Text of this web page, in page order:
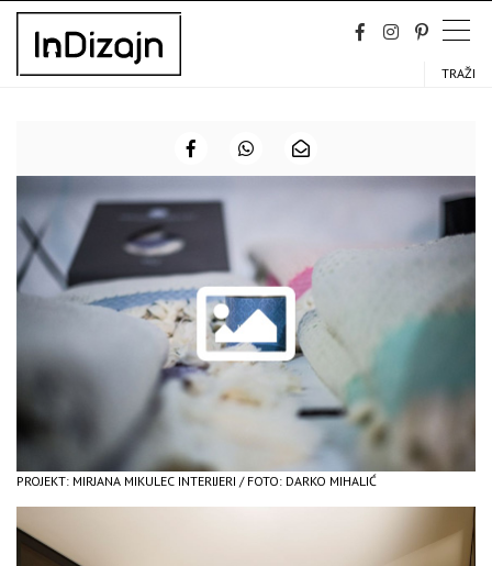
Skip
content
TRAŽI
PROJEKT: MIRJANA MIKULEC INTERIJERI / FOTO: DARKO MIHALIĆ